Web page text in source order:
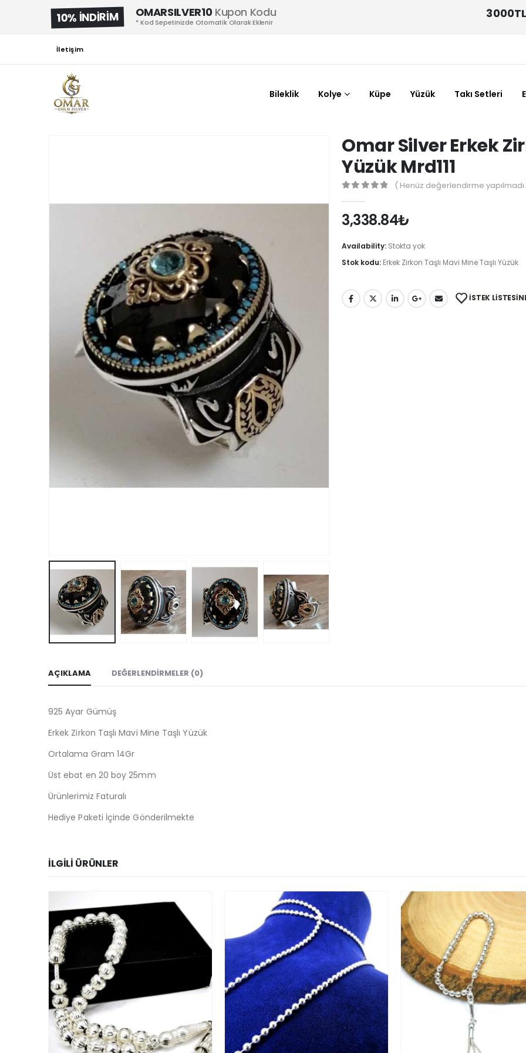
10% İNDİRİM OMARSILVER10Kupon Kodu
* Kod Sepetinizde Otomatik Olarak Eklenir
İletişim
Bileklik Kolye Küpe Yüzük Takı Setleri
Omar Silver Erkek
Yüzük Mrd111
( Henüz değerlendirme
3,338.84₺
Availability: Stokta yok
Stok kodu: Erkek Zirkon Taşlı Mavi Mine Taşlı Yüzük
İSTEK
AÇIKLAMA DEĞERLENDIRMELER (0)
925 Ayar Gümüş
Erkek Zirkon Taşlı Mavi Mine Taşlı Yüzük
Ortalama Gram 14Gr
Üst ebat en 20 boy 25mm
Ürünlerimiz Faturalı
Hediye Paketi İçinde Gönderilmekte
İLGILI ÜRÜNLER